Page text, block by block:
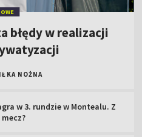
błędy w realizacji
NOŻNA
w 3. rundzie w Montealu. Z